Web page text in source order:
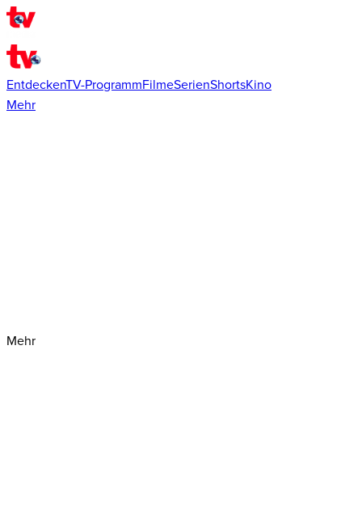
EntdeckenTV-ProgrammFilmeSerienShortsKino
Mehr
Mehr